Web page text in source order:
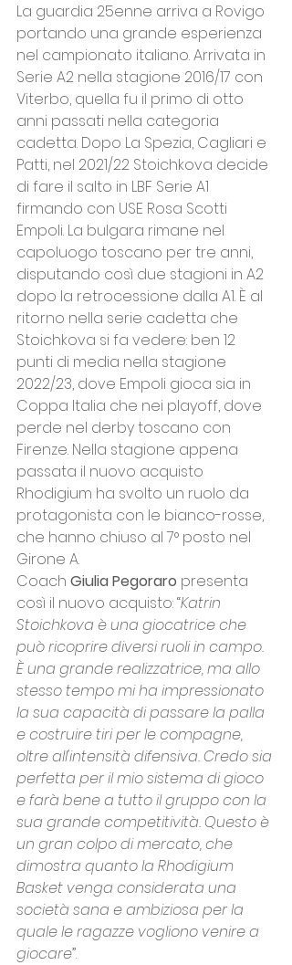
La guardia 25enne arriva a Rovigo
portando una grande esperienza
nel campionato italiano. Arrivata in
Serie A2 nella stagione 2016/17 con
Viterbo, quella fu il primo di otto
anni passati nella categoria
cadetta. Dopo La Spezia, Cagliari e
Patti, nel 2021/22 Stoichkova decide
di fare il salto in LBF Serie A1
firmando con USE Rosa Scotti
Empoli. La bulgara rimane nel
capoluogo toscano per tre anni,
disputando così due stagioni in A2
dopo la retrocessione dalla A1. È al
ritorno nella serie cadetta che
Stoichkova si fa vedere: ben 12
punti di media nella stagione
2022/23, dove Empoli gioca sia in
Coppa Italia che nei playoff, dove
perde nel derby toscano con
Firenze. Nella stagione appena
passata il nuovo acquisto
Rhodigium ha svolto un ruolo da
protagonista con le bianco-rosse,
che hanno chiuso al 7° posto nel
Girone A.
Coach Giulia Pegoraro presenta
così il nuovo acquisto: “Katrin
Stoichkova è una giocatrice che
può ricoprire diversi ruoli in campo.
È una grande realizzatrice, ma allo
stesso tempo mi ha impressionato
la sua capacità di passare la palla
e costruire tiri per le compagne,
oltre all'intensità difensiva. Credo sia
perfetta per il mio sistema di gioco
e farà bene a tutto il gruppo con la
sua grande competitività. Questo è
un gran colpo di mercato, che
dimostra quanto la Rhodigium
Basket venga considerata una
società sana e ambiziosa per la
quale le ragazze vogliono venire a
giocare”.